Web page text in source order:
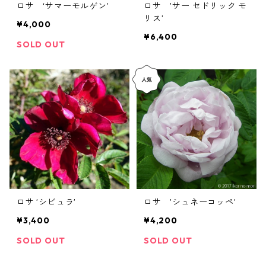
ロサ ‘サマーモルゲン’
¥4,000
SOLD OUT
ロサ ’サー セドリック モ
リス’
¥6,400
ロサ ’シビュラ’
¥3,400
SOLD OUT
ロサ ’シュネーコッペ’
¥4,200
SOLD OUT